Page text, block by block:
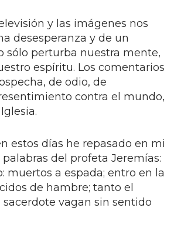
y las imágenes nos
desesperanza y de un
sólo perturba nuestra mente,
espíritu. Los comentarios
de odio, de
contra el mundo,
estos días he repasado en mi
del profeta Jeremías:
muertos a espada; entro en la
de hambre; tanto el
vagan sin sentido